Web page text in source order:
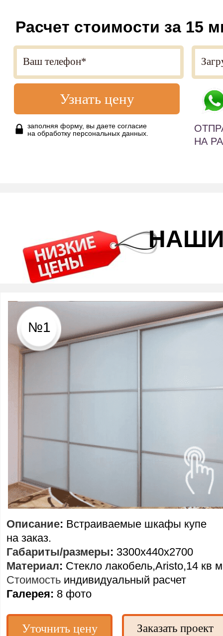
Расчет стоимости за 15
заполняя форму, вы даете согласие
на обработку персональных данных.
НА
Уточнить цену Заказать проект
Узнать цену
Описание: Встраиваемые шкафы купе
на заказ.
Габариты/размеры: 3300х440х2700
Материал: Стекло лакобель,Aristo,14 кв
Стоимость индивидуальный расчет
Галерея: 8 фото
№1